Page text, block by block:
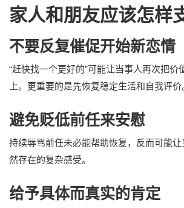
家人和朋友应该怎样
不要反复催促开始新恋情
“赶快找一个更好的”可能让当事人再次把价
上。更重要的是先恢复稳定生活和自我评价
避免贬低前任来安慰
持续辱骂前任未必能帮助恢复，反而可能
然存在的复杂感受。
给予具体而真实的肯定